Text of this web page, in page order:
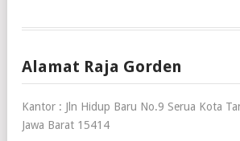
Alamat Raja Gorden
Kantor : Jln Hidup Baru No.9 Serua Kota
Jawa Barat 15414